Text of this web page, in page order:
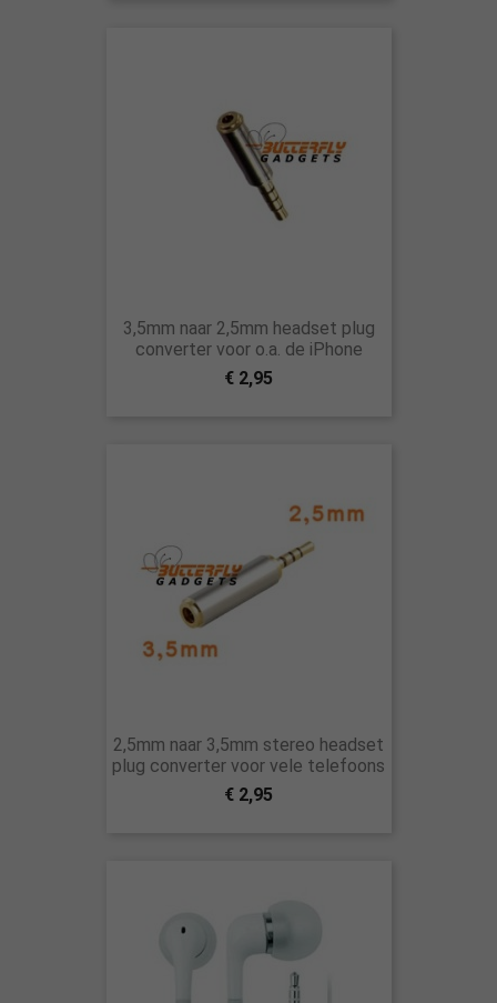
3,5mm naar 2,5mm headset plug
converter voor o.a. de iPhone
€ 2,95
2,5mm naar 3,5mm stereo headset
plug converter voor vele telefoons
€ 2,95